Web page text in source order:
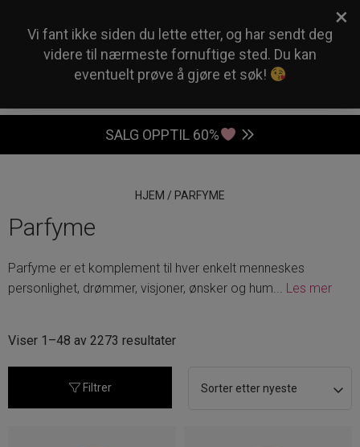
0
SALG OPPTIL 60%
HJEM / PARFYME
Parfyme
Parfyme er et komplement til hver enkelt menneskes
personlighet, drømmer, visjoner, ønsker og hum... Les mer
Viser 1–48 av 2273 resultaterSortert
nyeste
Filtrer
×
Vi fant ikke siden du lette etter, og har sendt deg
videre til nærmeste fornuftige sted. Du kan
eventuelt prøve å gjøre et søk!